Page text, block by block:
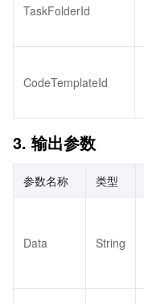
TaskFolderId
CodeTemplateId
3. 输出参数
参数名称 类型
Data String